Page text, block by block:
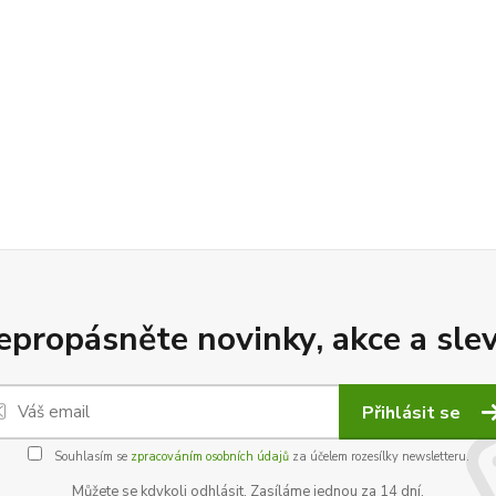
novinky, akce a
Přihlásit se
Souhlasím se zpracováním osobních údajůza účelem rozesílky newsletteru.
Můžete se kdykoli odhlásit. Zasíláme jednou za 14 dní.